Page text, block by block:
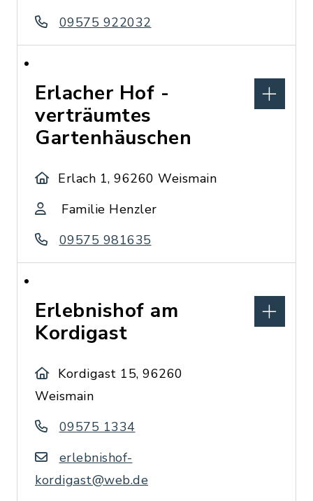
09575 922032
Erlacher Hof -
verträumtes
Gartenhäuschen
Erlach 1, 96260 Weismain
Familie Henzler
09575 981635
Erlebnishof am
Kordigast
Kordigast 15, 96260
Weismain
09575 1334
erlebnishof-
kordigast@web.de